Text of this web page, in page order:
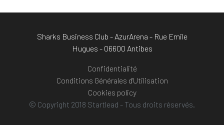
Sharks Business Club - AzurArena - Rue Emile
Hugues - 06600 Antibes
Confidentialité
Conditions Générales d'Utilisation
Cookies policy
© Copyright 2018 Startlead - Tous droits réservés.